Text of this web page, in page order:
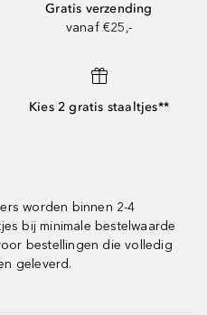
Gratis verzending
vanaf €25,-
Kies 2 gratis staaltjes**
worden binnen 2-4
bij minimale bestelwaarde
bestellingen die volledig
geleverd.